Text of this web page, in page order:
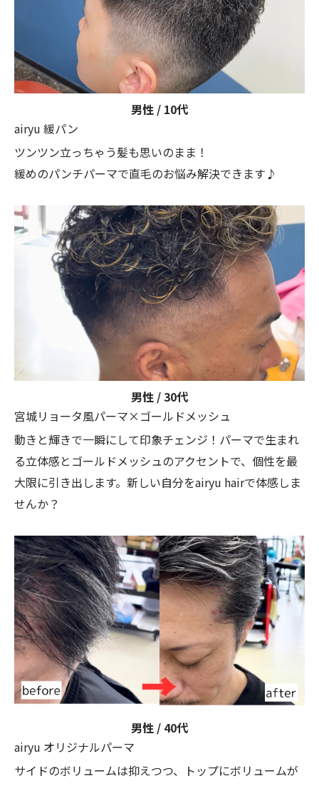
男性 / 10代
airyu 緩パン
ツンツン立っちゃう髪も思いのまま！
緩めのパンチパーマで直毛のお悩み解決できます♪
男性 / 30代
宮城リョータ風パーマ×ゴールドメッシュ
動きと輝きで一瞬にして印象チェンジ！パーマで生まれ
る立体感とゴールドメッシュのアクセントで、個性を最
大限に引き出します。新しい自分をairyu hairで体感しま
せんか？
男性 / 40代
airyu オリジナルパーマ
サイドのボリュームは抑えつつ、トップにボリュームが